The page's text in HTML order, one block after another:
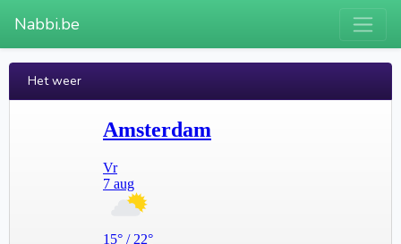
Nabbi.be
Het weer